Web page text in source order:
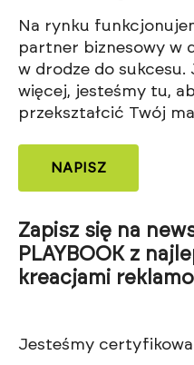
Na rynku
partner biznesowy w
w drodze do sukcesu.
więcej, jesteśmy tu,
przekształcić Twój
NAPISZ
Zapisz się na
PLAYBOOK z
kreacjami
Jesteśmy